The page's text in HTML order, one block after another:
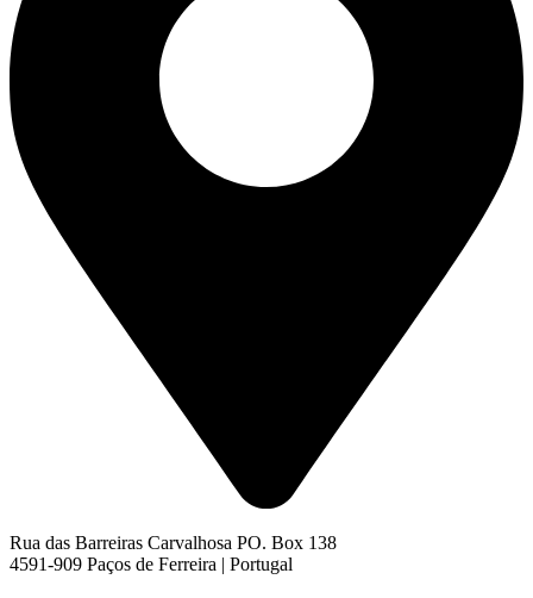
Rua das Barreiras Carvalhosa PO. Box 138
4591-909 Paços de Ferreira | Portugal